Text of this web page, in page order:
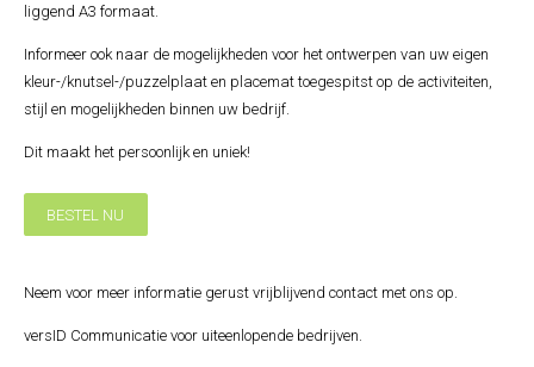
liggend A3 formaat.
Informeer ook naar de mogelijkheden voor het ontwerpen van uw eigen
kleur-/knutsel-/puzzelplaat en placemat toegespitst op de activiteiten,
stijl en mogelijkheden binnen uw bedrijf.
Dit maakt het persoonlijk en uniek!
BESTEL NU
Neem voor meer informatie gerust vrijblijvend contact met ons op.
versID Communicatie voor uiteenlopende bedrijven.